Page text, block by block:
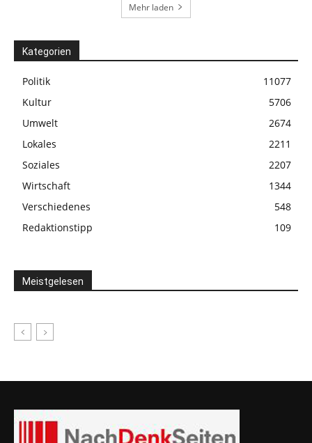
Mehr laden
Kategorien
Politik
11077
Kultur
5706
Umwelt
2674
Lokales
2211
Soziales
2207
Wirtschaft
1344
Verschiedenes
548
Redaktionstipp
109
Meistgelesen